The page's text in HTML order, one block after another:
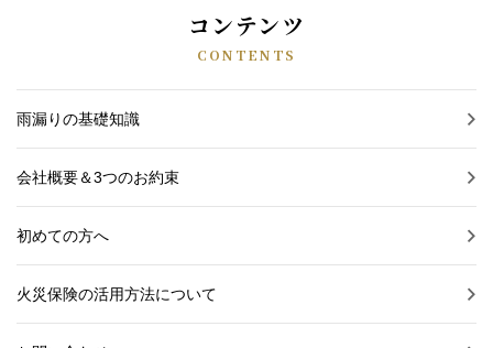
コンテンツ
CONTENTS
雨漏りの基礎知識
会社概要＆3つのお約束
初めての方へ
火災保険の活用方法について